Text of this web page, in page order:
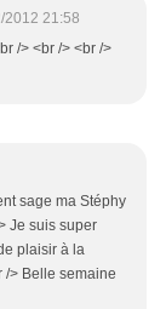
2012 21:58
/> <br /> <br />
sage ma Stéphy
Je suis super
plaisir à la
/> Belle semaine